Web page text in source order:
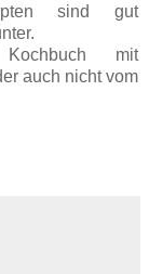
sind gut
mit
auch nicht vom